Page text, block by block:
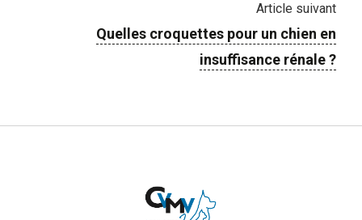
Article suivant
Quelles croquettes pour un chien en
insuffisance rénale ?